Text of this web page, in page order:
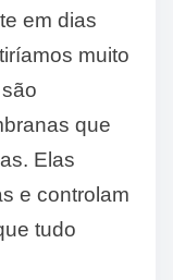
em dias
muito
que
Elas
e controlam
tudo